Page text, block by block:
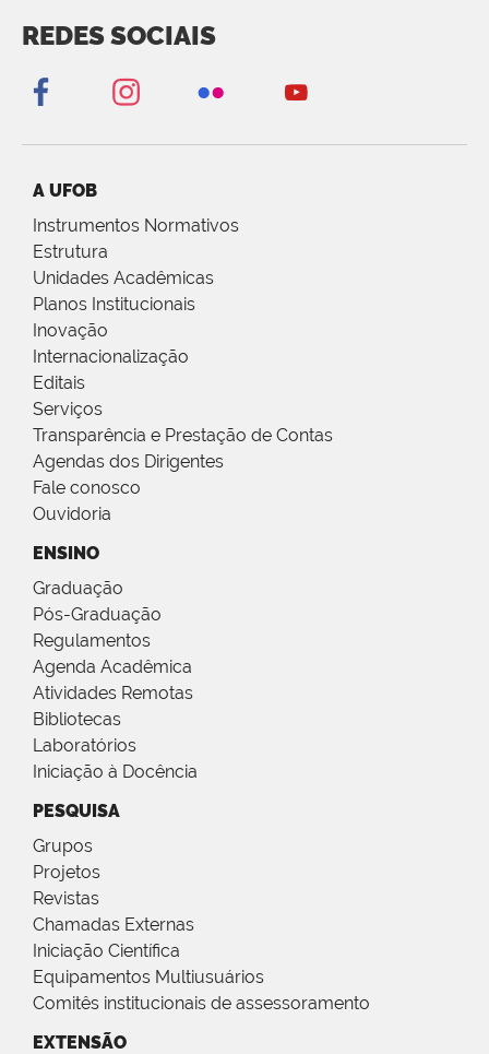
REDES SOCIAIS
A UFOB
Instrumentos Normativos
Estrutura
Unidades Acadêmicas
Planos Institucionais
Inovação
Internacionalização
Editais
Serviços
Transparência e Prestação de Contas
Agendas dos Dirigentes
Fale conosco
Ouvidoria
ENSINO
Graduação
Pós-Graduação
Regulamentos
Agenda Acadêmica
Atividades Remotas
Bibliotecas
Laboratórios
Iniciação à Docência
PESQUISA
Grupos
Projetos
Revistas
Chamadas Externas
Iniciação Científica
Equipamentos Multiusuários
Comitês institucionais de assessoramento
EXTENSÃO